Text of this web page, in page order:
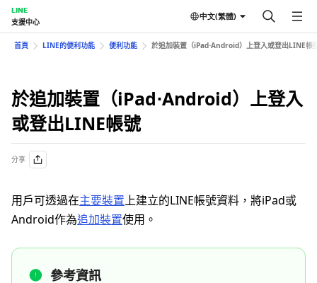
LINE
支援中心
中文(繁體)
首頁 LINE的便利功能 便利功能 於追加裝置（iPad⋅Android）上登入或登出LINE帳
於追加裝置（iPad⋅Android）上登入
或登出LINE帳號
分享
用戶可透過在主要裝置上建立的LINE帳號資料，將iPad或
Android作為追加裝置使用。
參考資訊